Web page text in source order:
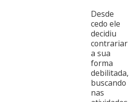
Desde
cedo ele
decidiu
contrariar
a sua
forma
debilitada,
buscando
nas